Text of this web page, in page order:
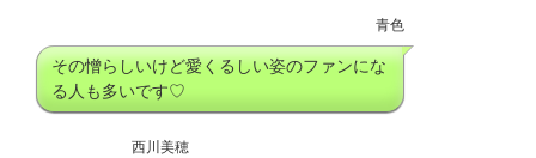
青色
その憎らしいけど愛くるしい姿のファンにな
る人も多いです♡
西川美穂